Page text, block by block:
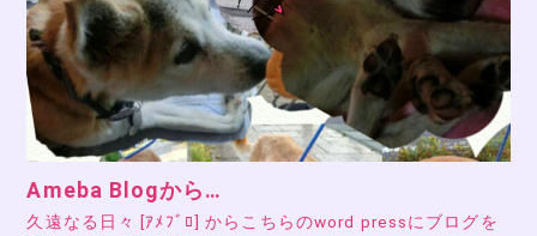
Ameba Blogから…
久遠なる日々 [ｱﾒﾌﾞﾛ] からこちらのword pressにブログを